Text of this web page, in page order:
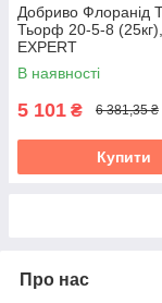
Добриво Флоранід
Тьорф 20-5-8
EXPERT
В наявності
5 101 ₴ 6 381,35 ₴
Купити
Про нас